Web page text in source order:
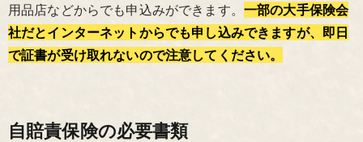
用品店などからでも申込みができます。 一部の大手保険会
社だとインターネットからでも申し込みできますが、即日
で証書が受け取れないので注意してください。
自賠責保険の必要書類